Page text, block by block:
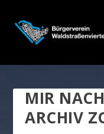
MIR
ARCHIV